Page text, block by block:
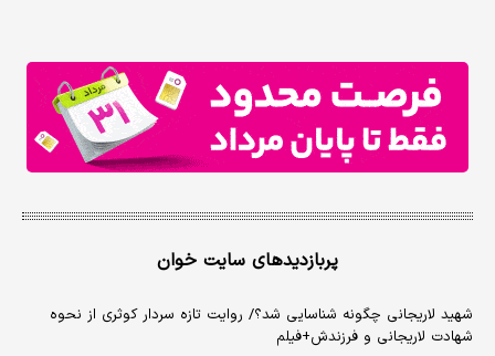
پربازدیدهای سایت خوان
شهید لاریجانی چگونه شناسایی شد؟/ روایت تازه سردار کوثری از نحوه
شهادت لاریجانی و فرزندش+فیلم